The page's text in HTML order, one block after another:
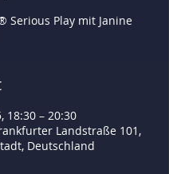
Serious Play mit Janine
18:30 – 20:30
Landstraße 101,
Deutschland